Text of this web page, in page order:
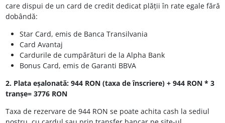
care dispui de un card de credit dedicat plății în rate egale fără
dobândă:
Star Card, emis de Banca Transilvania
Card Avantaj
Cardurile de cumpărături de la Alpha Bank
Bonus Card, emis de Garanti BBVA
2. Plata eșalonată: 944 RON (taxa de înscriere) + 944 RON * 3
tranșe= 3776 RON
Taxa de rezervare de 944 RON se poate achita cash la sediul